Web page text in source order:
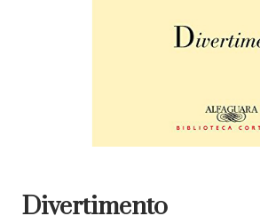
Divertimento